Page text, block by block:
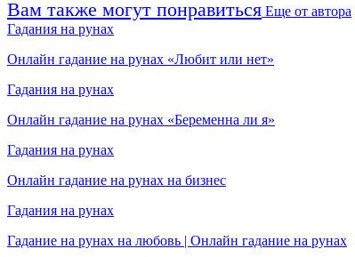
Вам также могут понравиться Еще от автора
Гадания на рунах
Онлайн гадание на рунах «Любит или нет»
Гадания на рунах
Онлайн гадание на рунах «Беременна ли я»
Гадания на рунах
Онлайн гадание на рунах на бизнес
Гадания на рунах
Гадание на рунах на любовь | Онлайн гадание на рунах